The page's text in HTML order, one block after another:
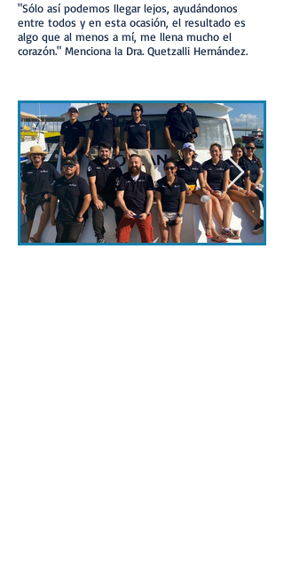
"Sólo así podemos llegar lejos, ayudándonos
entre todos y en esta ocasión, el resultado es
algo que al menos a mí, me llena mucho el
corazón." Menciona la Dra. Quetzalli Hernández.